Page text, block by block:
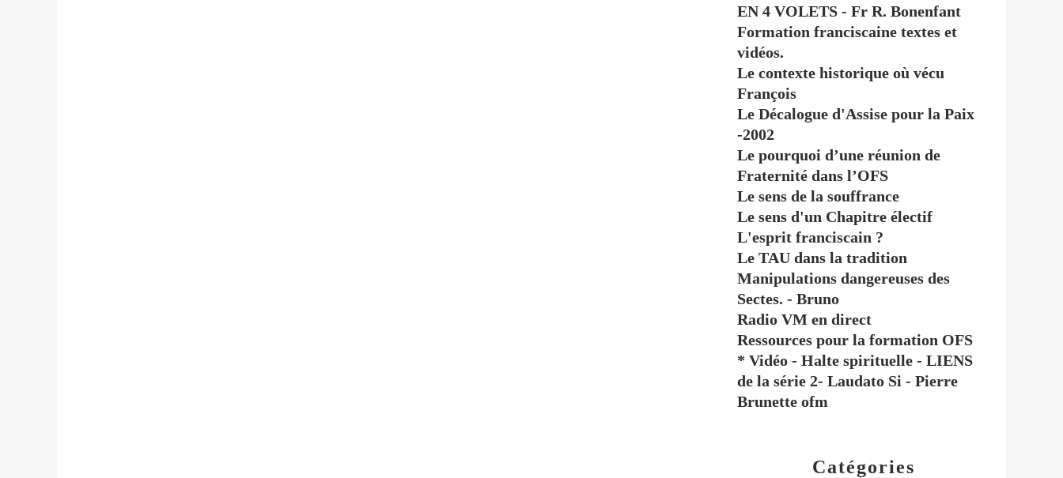
Catégories
EN 4 VOLETS - Fr R. Bonenfant
Formation franciscaine textes et
vidéos.
Le contexte historique où vécu
François
Le Décalogue d'Assise pour la Paix
-2002
Le pourquoi d’une réunion de
Fraternité dans l’OFS
Le sens de la souffrance
Le sens d'un Chapitre électif
L'esprit franciscain ?
Le TAU dans la tradition
Manipulations dangereuses des
Sectes. - Bruno
Radio VM en direct
Ressources pour la formation OFS
* Vidéo - Halte spirituelle - LIENS
de la série 2- Laudato Si - Pierre
Brunette ofm